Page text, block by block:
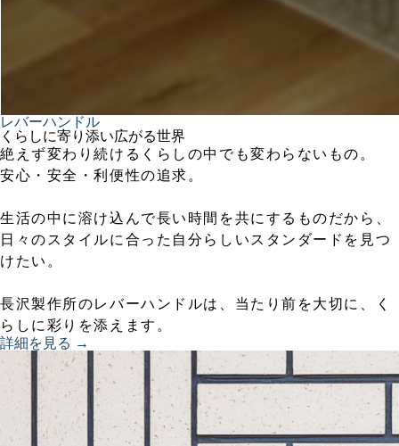
レバーハンドル
くらしに寄り添い広がる世界
絶えず変わり続けるくらしの中でも変わらないもの。
安心・安全・利便性の追求。
生活の中に溶け込んで長い時間を共にするものだから、
日々のスタイルに合った自分らしいスタンダードを見つ
けたい。
長沢製作所のレバーハンドルは、当たり前を大切に、く
らしに彩りを添えます。
詳細を見る →